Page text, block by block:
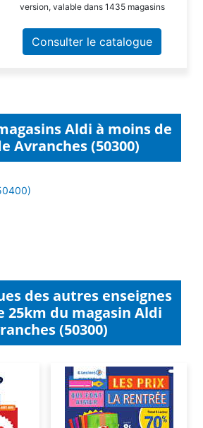
version, valable dans 1435 magasins
Consulter le catalogue
Aldi à moins de
Avranches (50300)
des autres enseignes
25km du magasin Aldi
(50300)